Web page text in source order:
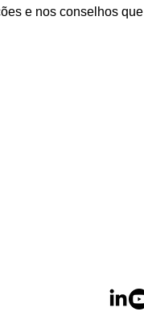
e nos conselhos que